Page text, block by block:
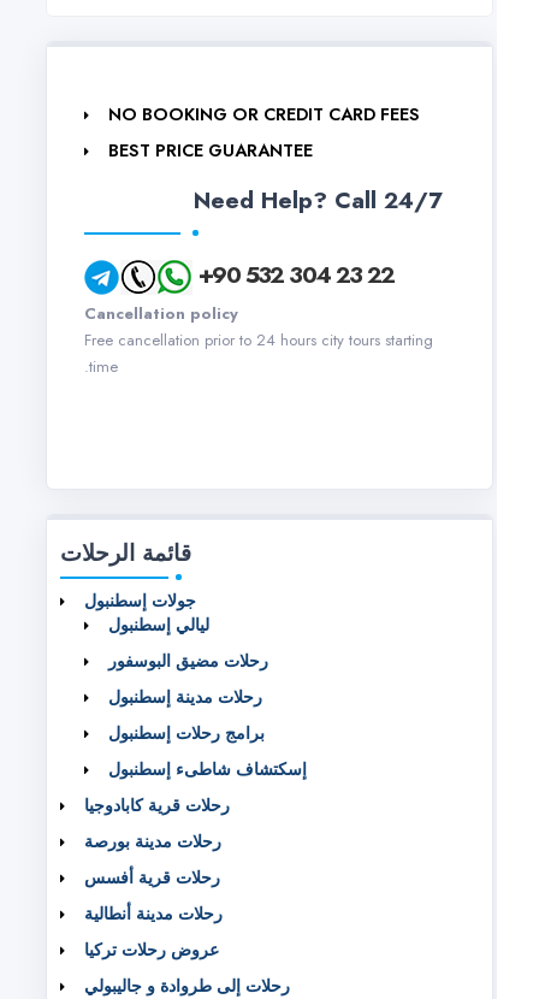
NO BOOKING OR CREDIT CARD FEES
BEST PRICE GUARANTEE
Need Help? Call 24/7
+90 532 304 23 22
Cancellation policy
Free cancellation prior to 24 hours city tours starting
قائمة الرحلات
جولات إسطنبول
ليالي إسطنبول
رحلات مضيق البوسفور
رحلات مدينة إسطنبول
برامج رحلات إسطنبول
إسكتشاف شاطىء إسطنبول
رحلات قرية كابادوجيا
رحلات مدينة بورصة
رحلات قرية أفسس
رحلات مدينة أنطالية
عروض رحلات تركيا
رحلات إلى طروادة و جاليبولي